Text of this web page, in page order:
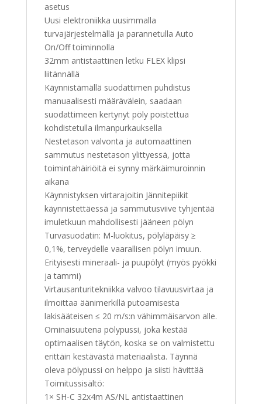
asetus
Uusi elektroniikka uusimmalla
turvajärjestelmällä ja parannetulla Auto
On/Off toiminnolla
32mm antistaattinen letku FLEX klipsi
liitännällä
Käynnistämällä suodattimen puhdistus
manuaalisesti määrävälein, saadaan
suodattimeen kertynyt pöly poistettua
kohdistetulla ilmanpurkauksella
Nestetason valvonta ja automaattinen
sammutus nestetason ylittyessä, jotta
toimintahäiriöitä ei synny märkäimuroinnin
aikana
Käynnistyksen virtarajoitin Jännitepiikit
käynnistettäessä ja sammutusviive tyhjentää
imuletkuun mahdollisesti jääneen pölyn
Turvasuodatin: M-luokitus, pölyläpäisy ≥
0,1%, terveydelle vaarallisen pölyn imuun.
Erityisesti mineraali- ja puupölyt (myös pyökki
ja tammi)
Virtausanturitekniikka valvoo tilavuusvirtaa ja
ilmoittaa äänimerkillä putoamisesta
lakisääteisen ≤ 20 m/s:n vähimmäisarvon alle.
Ominaisuutena pölypussi, joka kestää
optimaalisen täytön, koska se on valmistettu
erittäin kestävästä materiaalista. Täynnä
oleva pölypussi on helppo ja siisti hävittää
Toimitussisältö:
1× SH-C 32x4m AS/NL antistaattinen